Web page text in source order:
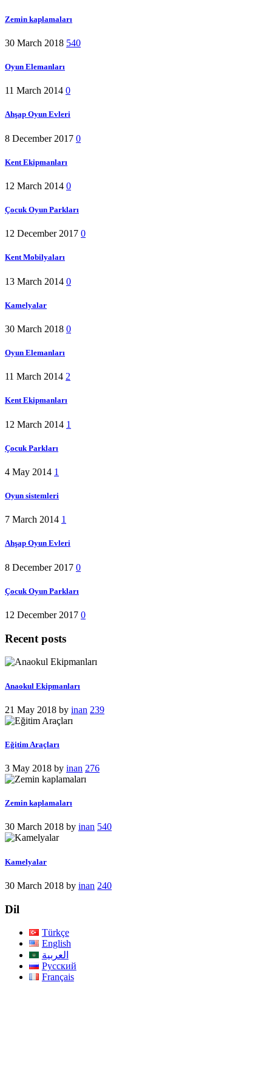
Zemin kaplamaları
30 March 2018 540
Oyun Elemanları
11 March 2014 0
Ahşap Oyun Evleri
8 December 2017 0
Kent Ekipmanları
12 March 2014 0
Çocuk Oyun Parkları
12 December 2017 0
Kent Mobilyaları
13 March 2014 0
Kamelyalar
30 March 2018 0
Oyun Elemanları
11 March 2014 2
Kent Ekipmanları
12 March 2014 1
Çocuk Parkları
4 May 2014 1
Oyun sistemleri
7 March 2014 1
Ahşap Oyun Evleri
8 December 2017 0
Çocuk Oyun Parkları
12 December 2017 0
Recent posts
Anaokul Ekipmanları
21 May 2018 by inan 239
Eğitim Araçları
3 May 2018 by inan 276
Zemin kaplamaları
30 March 2018 by inan 540
Kamelyalar
30 March 2018 by inan 240
Dil
Türkçe
English
العربية
Русский
Français